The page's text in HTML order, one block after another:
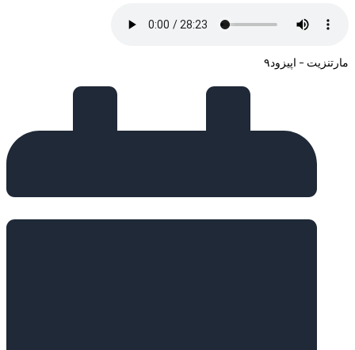
مارتنزیت – اپیزود۹